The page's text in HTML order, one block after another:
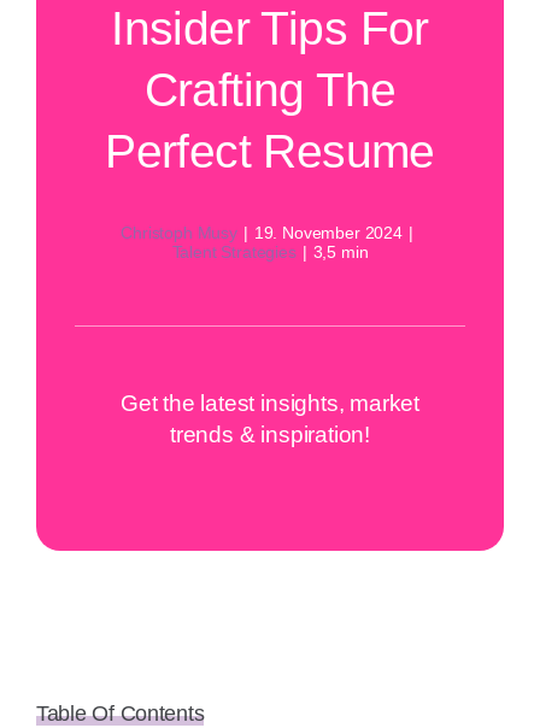
Insider Tips For
Crafting The
Perfect Resume
Christoph Musy | 19. November 2024 |
Talent Strategies | 3,5 min
Get the latest insights, market
trends & inspiration!
Table Of Contents